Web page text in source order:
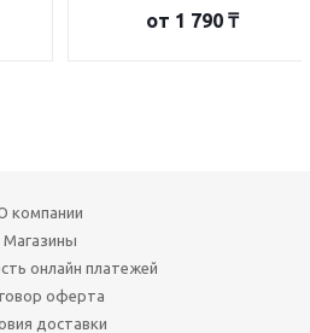
от 1 790 ₸
компании
Магазины
онлайн платежей
оферта
доставки